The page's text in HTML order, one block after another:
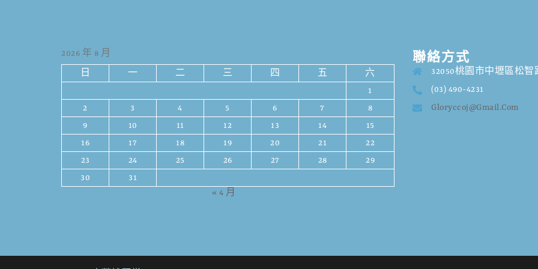
2026 年 8 月
日 一 二 三 四 五
六
1
2
3 4 5 6 7
8
9
10 11 12 13 14
15
16
17 18 19 20 21
22
23
24 25 26 27 28
29
30
31
« 4 月
聯絡方式
32050桃園市中壢區松智
(03) 490-4231
Gloryccoj@gmail.com